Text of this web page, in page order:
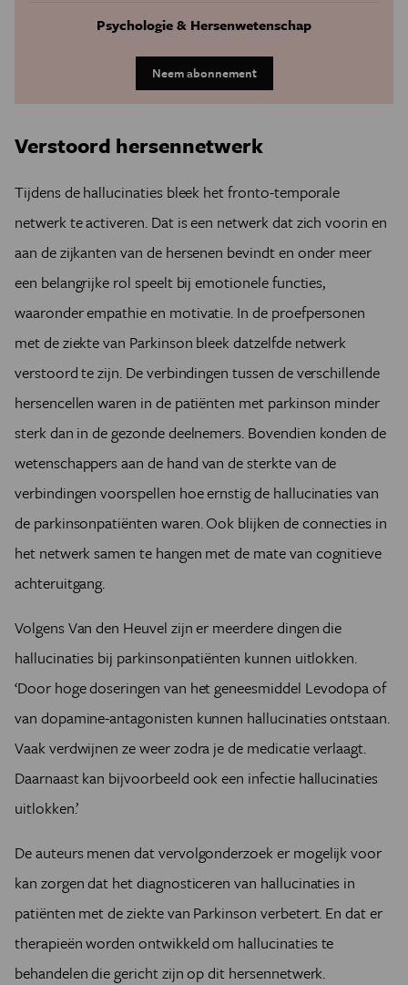
Psychologie & Hersenwetenschap
Neem abonnement
Verstoord hersennetwerk
Tijdens de hallucinaties bleek het fronto-temporale
netwerk te activeren. Dat is een netwerk dat zich voorin en
aan de zijkanten van de hersenen bevindt en onder meer
een belangrijke rol speelt bij emotionele functies,
waaronder empathie en motivatie. In de proefpersonen
met de ziekte van Parkinson bleek datzelfde netwerk
verstoord te zijn. De verbindingen tussen de verschillende
hersencellen waren in de patiënten met parkinson minder
sterk dan in de gezonde deelnemers. Bovendien konden de
wetenschappers aan de hand van de sterkte van de
verbindingen voorspellen hoe ernstig de hallucinaties van
de parkinsonpatiënten waren. Ook blijken de connecties in
het netwerk samen te hangen met de mate van cognitieve
achteruitgang.
Volgens Van den Heuvel zijn er meerdere dingen die
hallucinaties bij parkinsonpatiënten kunnen uitlokken.
‘Door hoge doseringen van het geneesmiddel Levodopa of
van dopamine-antagonisten kunnen hallucinaties ontstaan.
Vaak verdwijnen ze weer zodra je de medicatie verlaagt.
Daarnaast kan bijvoorbeeld ook een infectie hallucinaties
uitlokken.’
De auteurs menen dat vervolgonderzoek er mogelijk voor
kan zorgen dat het diagnosticeren van hallucinaties in
patiënten met de ziekte van Parkinson verbetert. En dat er
therapieën worden ontwikkeld om hallucinaties te
behandelen die gericht zijn op dit hersennetwerk.